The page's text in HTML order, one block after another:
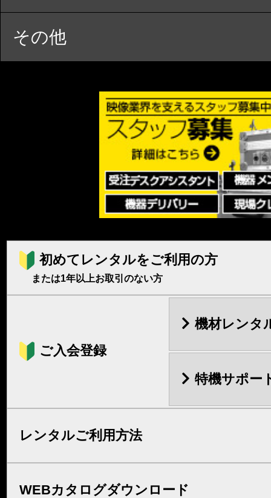
その他
初めてレンタルをご利用の方
または1年以上お取引のない方
ご入会登録
機材レンタ
特機サポー
レンタルご利用方法
WEBカタログダウンロード